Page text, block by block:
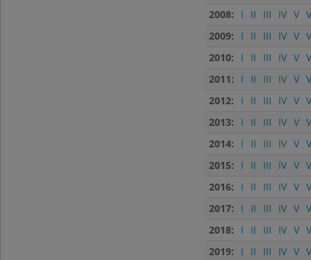
2008:
I II III IV V
2009:
I II III IV V
2010:
I II III IV V
2011:
I II III IV V
2012:
I II III IV V
2013:
I II III IV V
2014:
I II III IV V
2015:
I II III IV V
2016:
I II III IV V
2017:
I II III IV V
2018:
I II III IV V
2019:
I II III IV V